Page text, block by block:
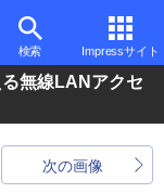
検索 Impressサイト
無線LANアクセ
次の画像